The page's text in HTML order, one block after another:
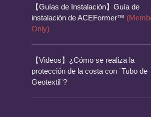
【Guías de Instalación】Guía de
instalación de ACEFormer™
Only)
【Videos】¿Cómo se realiza la
protección de la costa con ¨Tubo de
Geotextil¨?